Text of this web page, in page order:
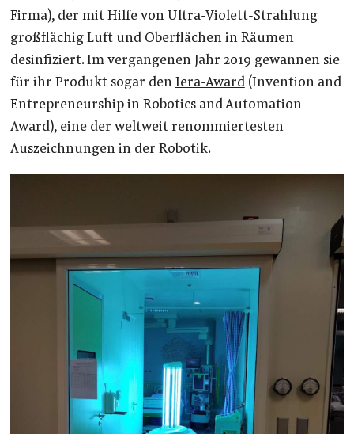
Firma), der mit Hilfe von Ultra-Violett-Strahlung
großflächig Luft und Oberflächen in Räumen
desinfiziert.Im vergangenen Jahr 2019 gewannen sie
für ihr Produkt sogar den Iera-Award(Invention and
Entrepreneurship in Robotics and Automation
Award), eine der weltweit renommiertesten
Auszeichnungen in der Robotik.